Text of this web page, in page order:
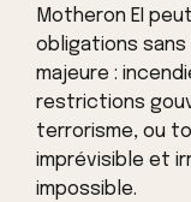
Motheron EI
obligations
majeure :
restrictions
terrorisme, ou
imprévisible et
impossible.